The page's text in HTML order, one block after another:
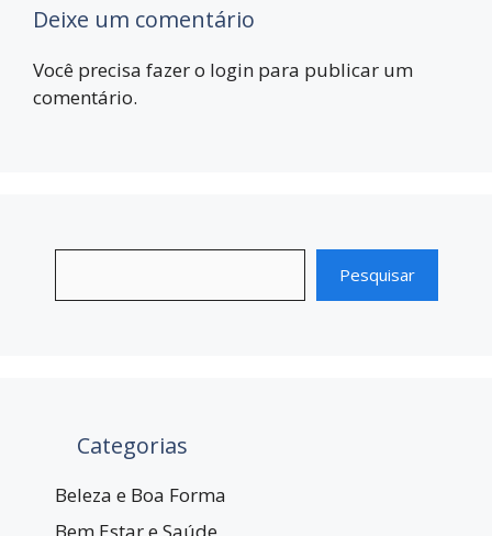
Deixe um comentário
Você precisa fazer o login para publicar um
comentário.
Pesquisar
Categorias
Beleza e Boa Forma